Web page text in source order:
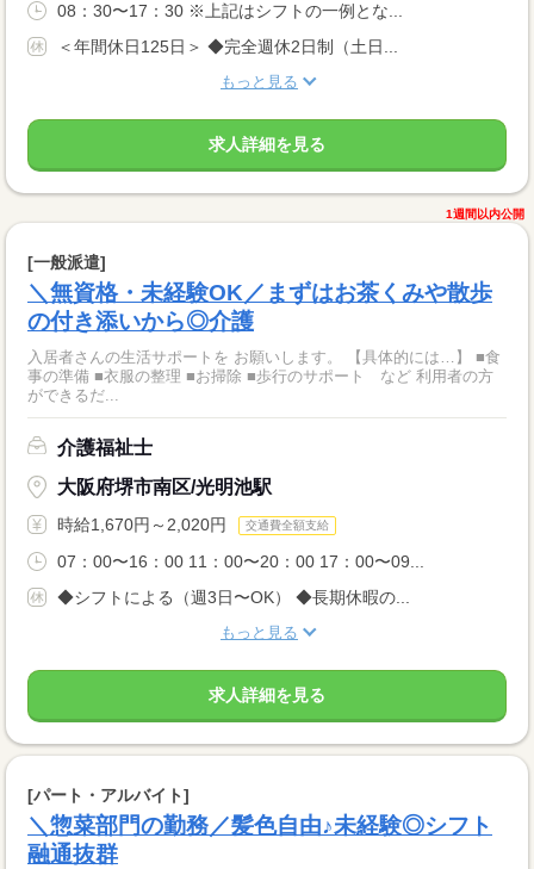
08：30〜17：30 ※上記はシフトの一例とな...
＜年間休日125日＞ ◆完全週休2日制（土日...
もっと見る
求人詳細を見る
1週間以内公開
[一般派遣]
＼無資格・未経験OK／まずはお茶くみや散歩
の付き添いから◎介護
入居者さんの生活サポートを お願いします。 【具体的には…】 ■食
事の準備 ■衣服の整理 ■お掃除 ■歩行のサポート など 利用者の方
ができるだ...
介護福祉士
大阪府堺市南区/光明池駅
時給1,670円～2,020円 交通費全額支給
07：00〜16：00 11：00〜20：00 17：00〜09...
◆シフトによる（週3日〜OK） ◆長期休暇の...
もっと見る
求人詳細を見る
[パート・アルバイト]
＼惣菜部門の勤務／髪色自由♪未経験◎シフト
融通抜群